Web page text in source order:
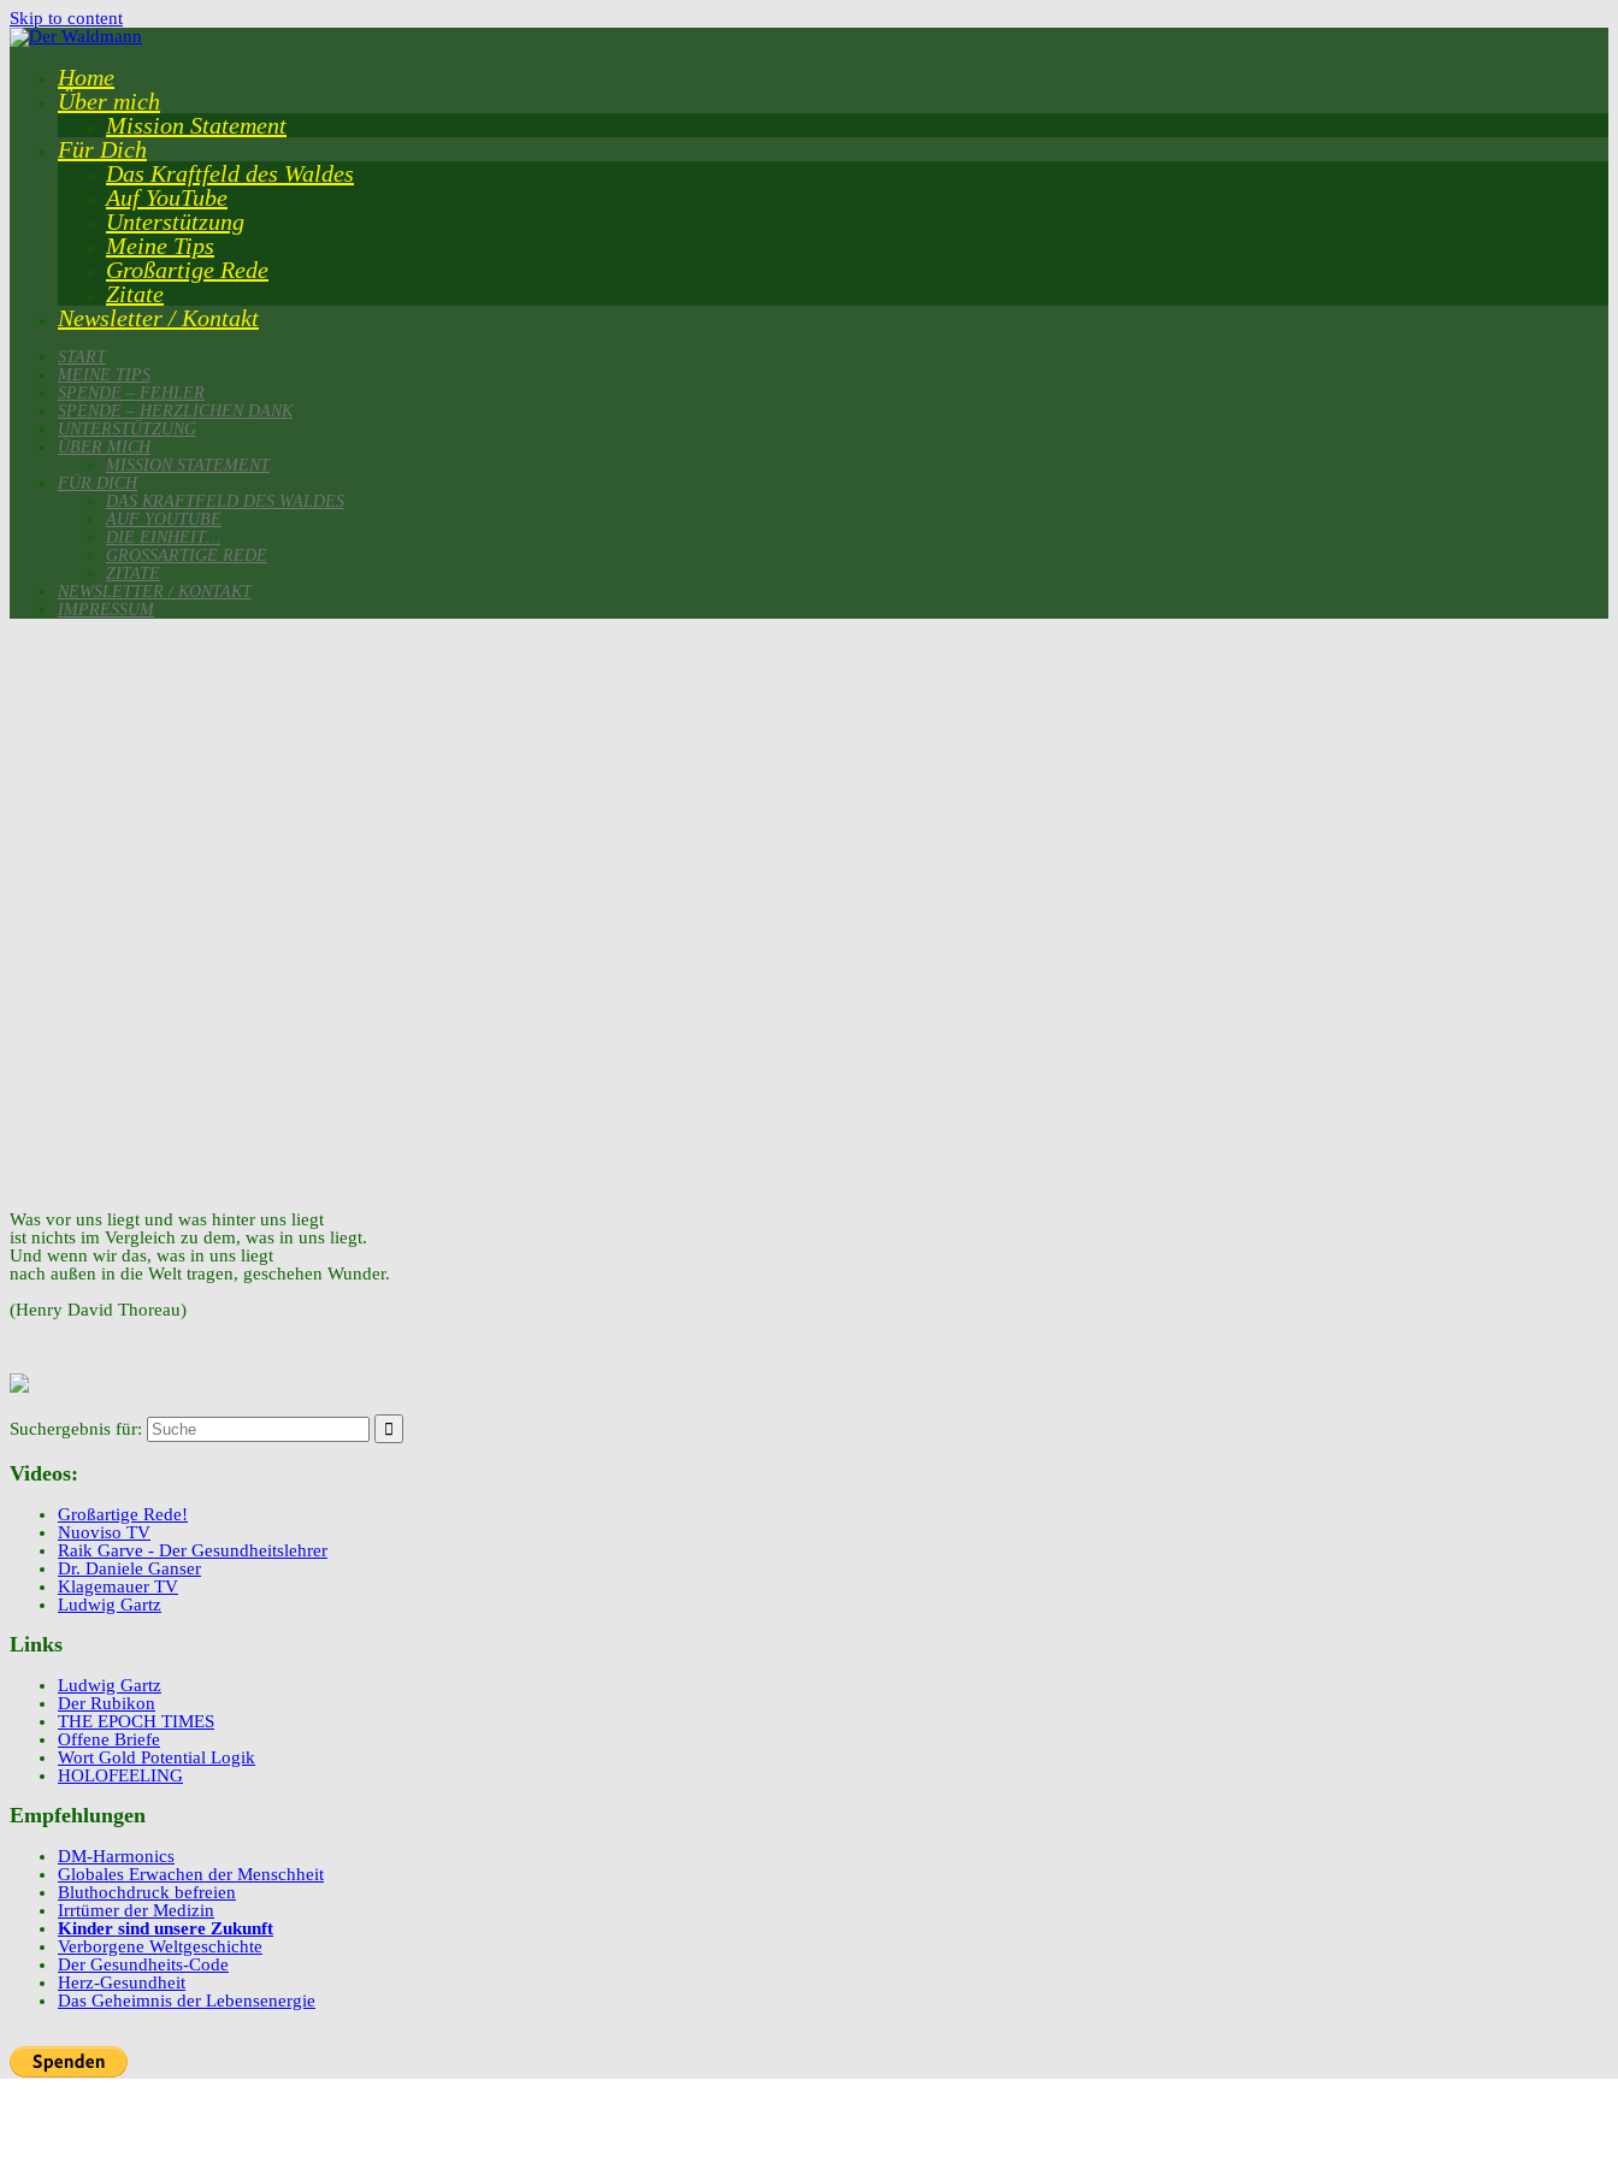
Skip to content
Home
Über mich
Mission Statement
Für Dich
Das Kraftfeld des Waldes
Auf YouTube
Unterstützung
Meine Tips
Großartige Rede
Zitate
Newsletter / Kontakt
START
MEINE TIPS
SPENDE – FEHLER
SPENDE – HERZLICHEN DANK
UNTERSTÜTZUNG
ÜBER MICH
MISSION STATEMENT
FÜR DICH
DAS KRAFTFELD DES WALDES
AUF YOUTUBE
DIE EINHEIT…
GROSSARTIGE REDE
ZITATE
NEWSLETTER / KONTAKT
IMPRESSUM
Was vor uns liegt und was hinter uns liegt
ist nichts im Vergleich zu dem, was in uns liegt.
Und wenn wir das, was in uns liegt
nach außen in die Welt tragen, geschehen Wunder.
(Henry David Thoreau)
Suchergebnis für:
Videos:
Großartige Rede!
Nuoviso TV
Raik Garve - Der Gesundheitslehrer
Dr. Daniele Ganser
Klagemauer TV
Ludwig Gartz
Links
Ludwig Gartz
Der Rubikon
THE EPOCH TIMES
Offene Briefe
Wort Gold Potential Logik
HOLOFEELING
Empfehlungen
DM-Harmonics
Globales Erwachen der Menschheit
Bluthochdruck befreien
Irrtümer der Medizin
Kinder sind unsere Zukunft
Verborgene Weltgeschichte
Der Gesundheits-Code
Herz-Gesundheit
Das Geheimnis der Lebensenergie